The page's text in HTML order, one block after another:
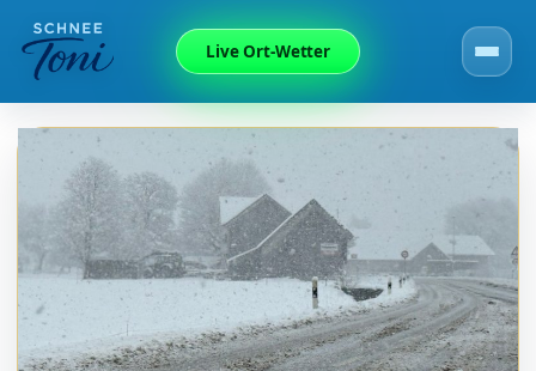
Live Ort-Wetter